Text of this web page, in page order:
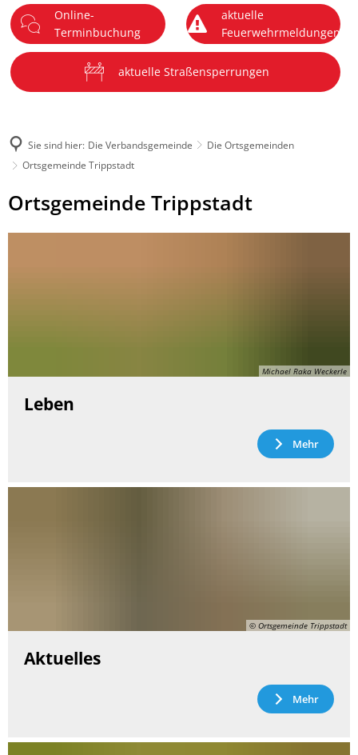
Menü
Online-
Terminbuchung
aktuelle
Feuerwehrmeldungen
aktuelle Straßensperrungen
Sie sind hier: Die Verbandsgemeinde
Die Ortsgemeinden
Ortsgemeinde Trippstadt
Ortsgemeinde
Trippstadt
Ortsgemeinde Trippstadt
Michael Raka Weckerle
Leben
Mehr
© Ortsgemeinde Trippstadt
Aktuelles
Mehr